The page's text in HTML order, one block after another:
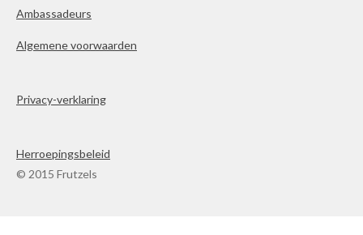
Ambassadeurs
Algemene voorwaarden
Privacy-verklaring
Herroepingsbeleid
© 2015 Frutzels